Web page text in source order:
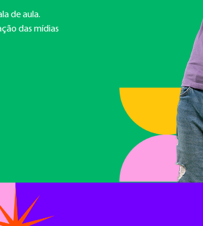
de aula.
das mídias